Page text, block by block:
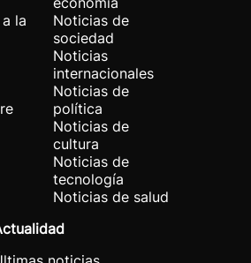
la
Noticias de
sociedad
Noticias
internacionales
Noticias de
política
Noticias de
cultura
Noticias de
tecnología
Noticias de salud